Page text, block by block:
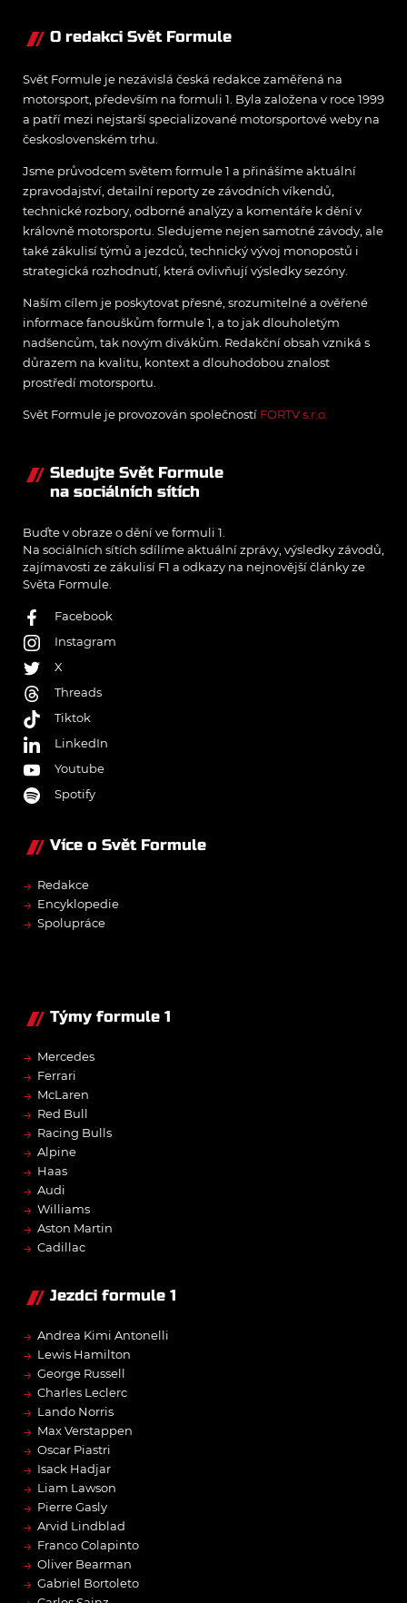
O redakci Svět Formule
Svět Formule je nezávislá česká redakce zaměřená na
motorsport, především na formuli 1. Byla založena v roce 1999
a patří mezi nejstarší specializované motorsportové weby na
československém trhu.
Jsme průvodcem světem formule 1 a přinášíme aktuální
zpravodajství, detailní reporty ze závodních víkendů,
technické rozbory, odborné analýzy a komentáře k dění v
královně motorsportu. Sledujeme nejen samotné závody, ale
také zákulisí týmů a jezdců, technický vývoj monopostů i
strategická rozhodnutí, která ovlivňují výsledky sezóny.
Naším cílem je poskytovat přesné, srozumitelné a ověřené
informace fanouškům formule 1, a to jak dlouholetým
nadšencům, tak novým divákům. Redakční obsah vzniká s
důrazem na kvalitu, kontext a dlouhodobou znalost
prostředí motorsportu.
Svět Formule je provozován společností FORTV s.r.o.
Sledujte Svět Formule
na sociálních sítích
Buďte v obraze o dění ve formuli 1.
Na sociálních sítích sdílíme aktuální zprávy, výsledky závodů,
zajímavosti ze zákulisí F1 a odkazy na nejnovější články ze
Světa Formule.
Facebook
Instagram
X
Threads
Tiktok
LinkedIn
Youtube
Spotify
Více o Svět Formule
→ Redakce
→ Encyklopedie
→ Spolupráce
Týmy formule 1
→ Mercedes
→ Ferrari
→ McLaren
→ Red Bull
→ Racing Bulls
→ Alpine
→ Haas
→ Audi
→ Williams
→ Aston Martin
→ Cadillac
Jezdci formule 1
→ Andrea Kimi Antonelli
→ Lewis Hamilton
→ George Russell
→ Charles Leclerc
→ Lando Norris
→ Max Verstappen
→ Oscar Piastri
→ Isack Hadjar
→ Liam Lawson
→ Pierre Gasly
→ Arvid Lindblad
→ Franco Colapinto
→ Oliver Bearman
→ Gabriel Bortoleto